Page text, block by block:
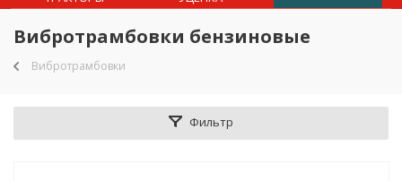
Вибротрамбовки бензиновые
Вибротрамбовки
Фильтр